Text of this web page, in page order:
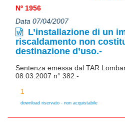
Nº 1956
Data 07/04/2007
L’installazione di un
riscaldamento non
destinazione d’uso.-
Sentenza emessa dal TAR
08.03.2007 n° 382.-
download riservato - non acquistabile